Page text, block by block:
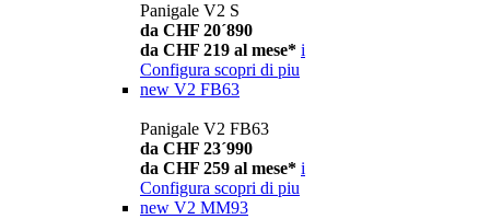
Panigale V2 S
da CHF 20´890
da CHF 219 al mese* i
Configura scopri di piu
new V2 FB63
Panigale V2 FB63
da CHF 23´990
da CHF 259 al mese* i
Configura scopri di piu
new V2 MM93